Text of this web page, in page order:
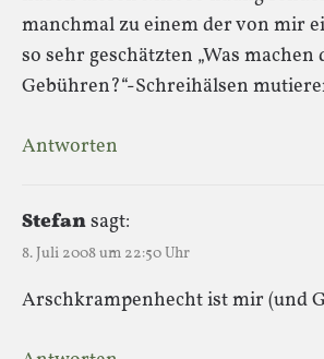
manchmal zu einem der von mir
so sehr geschätzten „Was
Gebühren?“-Schreihälsen
Antworten
Stefansagt:
8. Juli 2008 um 22:50 Uhr
Arschkrampenhecht ist mir (und